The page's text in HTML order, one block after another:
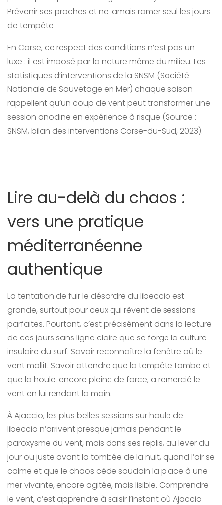
Prévenir ses proches et ne jamais ramer seul les jours
de tempête
En Corse, ce respect des conditions n’est pas un
luxe : il est imposé par la nature même du milieu. Les
statistiques d’interventions de la SNSM (Société
Nationale de Sauvetage en Mer) chaque saison
rappellent qu’un coup de vent peut transformer une
session anodine en expérience à risque (Source :
SNSM, bilan des interventions Corse-du-Sud, 2023).
Lire au-delà du chaos :
vers une pratique
méditerranéenne
authentique
La tentation de fuir le désordre du libeccio est
grande, surtout pour ceux qui rêvent de sessions
parfaites. Pourtant, c’est précisément dans la lecture
de ces jours sans ligne claire que se forge la culture
insulaire du surf. Savoir reconnaître la fenêtre où le
vent mollit. Savoir attendre que la tempête tombe et
que la houle, encore pleine de force, a remercié le
vent en lui rendant la main.
À Ajaccio, les plus belles sessions sur houle de
libeccio n’arrivent presque jamais pendant le
paroxysme du vent, mais dans ses replis, au lever du
jour ou juste avant la tombée de la nuit, quand l’air se
calme et que le chaos cède soudain la place à une
mer vivante, encore agitée, mais lisible. Comprendre
le vent, c’est apprendre à saisir l’instant où Ajaccio